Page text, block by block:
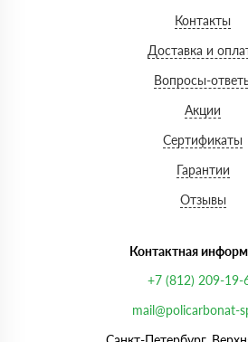
Контакты
Доставка и
Вопросы-
Акции
Сертификаты
Гарантии
Отзывы
Контактная
+7 (812) 209-19-
mail@policarbonat-